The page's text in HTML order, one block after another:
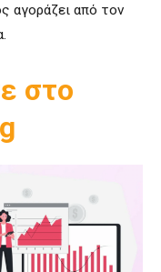
αγοράζει από τον
στο